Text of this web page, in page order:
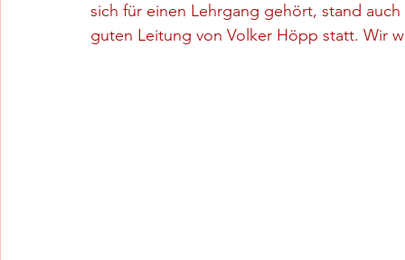
sich für einen Lehrgang gehört, stand
guten Leitung von Volker Höpp statt. Wir